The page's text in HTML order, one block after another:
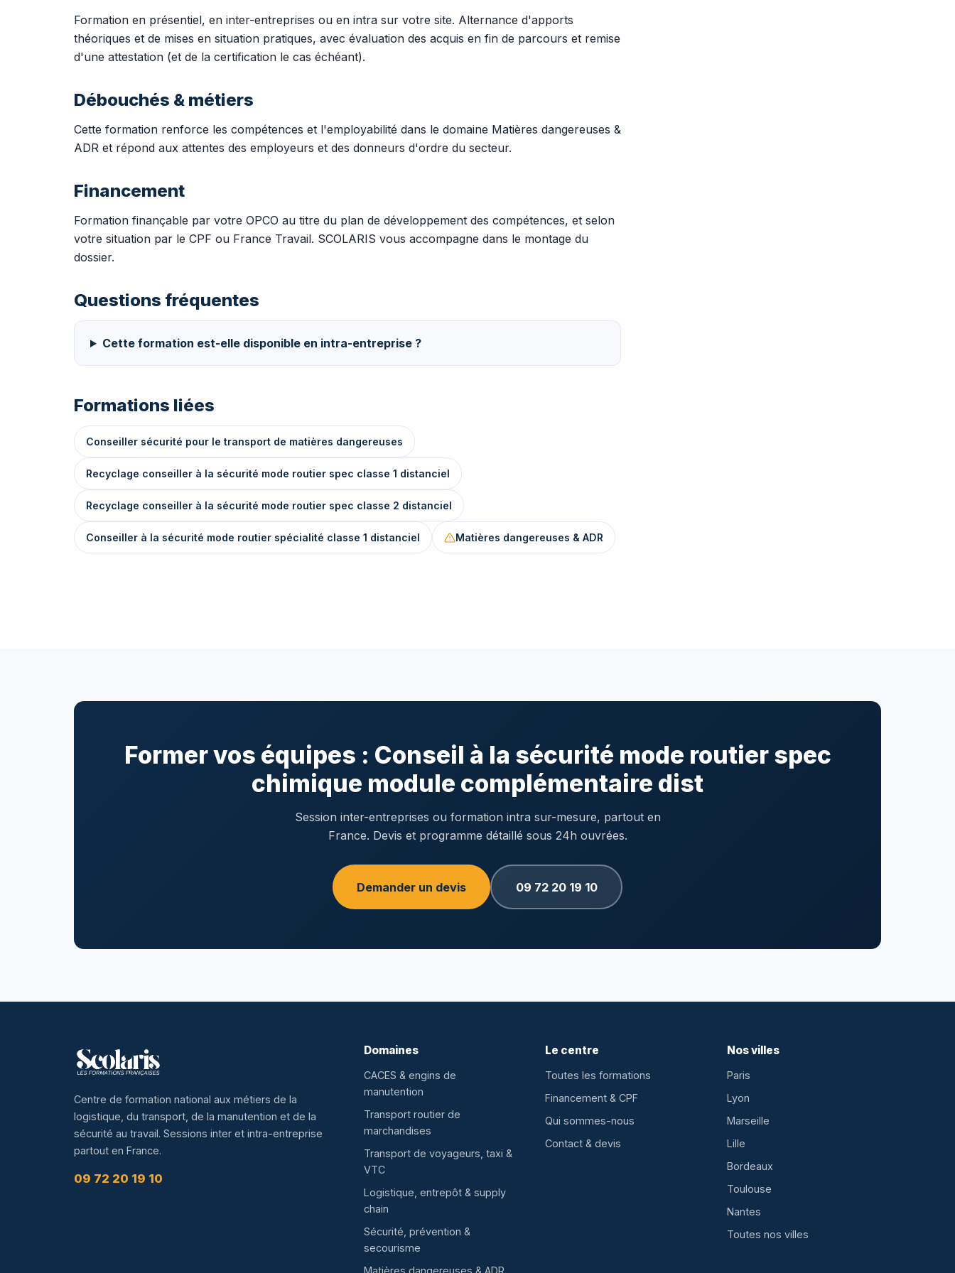
Formation en présentiel, en inter-entreprises ou en intra sur votre site. Alternance d'apports
théoriques et de mises en situation pratiques, avec évaluation des acquis en fin de parcours et remise
d'une attestation (et de la certification le cas échéant).
Débouchés & métiers
Cette formation renforce les compétences et l'employabilité dans le domaine Matières dangereuses &
ADR et répond aux attentes des employeurs et des donneurs d'ordre du secteur.
Financement
Formation finançable par votre OPCO au titre du plan de développement des compétences, et selon
votre situation par le CPF ou France Travail. SCOLARIS vous accompagne dans le montage du
dossier.
Questions fréquentes
Cette formation est-elle disponible en intra-entreprise ?
Formations liées
Conseiller sécurité pour le transport de matières dangereuses
Recyclage conseiller à la sécurité mode routier spec classe 1 distanciel
Recyclage conseiller à la sécurité mode routier spec classe 2 distanciel
Conseiller à la sécurité mode routier spécialité classe 1 distanciel Matières dangereuses & ADR
Former vos équipes : Conseil à la sécurité mode routier spec
chimique module complémentaire dist
Session inter-entreprises ou formation intra sur-mesure, partout en
France. Devis et programme détaillé sous 24h ouvrées.
Demander un devis 09 72 20 19 10
Centre de formation national aux métiers de la
logistique, du transport, de la manutention et de la
sécurité au travail. Sessions inter et intra-entreprise
partout en France.
09 72 20 19 10
Domaines
CACES & engins de
manutention
Transport routier de
marchandises
Transport de voyageurs, taxi &
VTC
Logistique, entrepôt & supply
chain
Sécurité, prévention &
secourisme
Matières dangereuses & ADR
Le centre
Toutes les formations
Financement & CPF
Qui sommes-nous
Contact & devis
Nos villes
Paris
Lyon
Marseille
Lille
Bordeaux
Toulouse
Nantes
Toutes nos villes